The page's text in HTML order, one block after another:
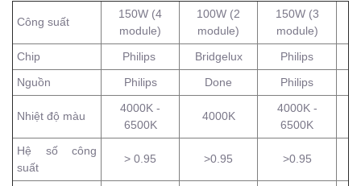
Công suất
150W (4
module)
100W (2
module)
150W (3
module)
Chip
Philips Bridgelux
Philips
Nguồn
Philips Done Philips
Nhiệt độ màu
4000K -
6500K
4000K
4000K -
6500K
Hệ số công
suất
> 0.95 >0.95 >0.95